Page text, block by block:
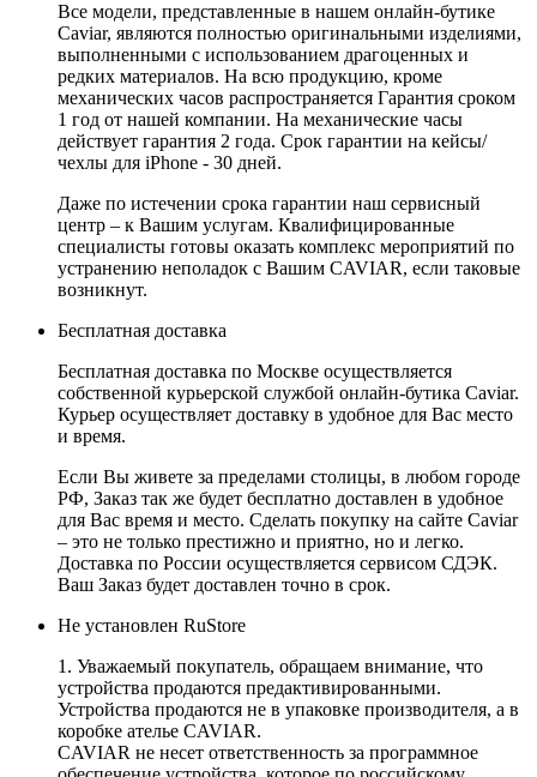
Все модели, представленные в нашем онлайн-бутике
Caviar, являются полностью оригинальными изделиями,
выполненными с использованием драгоценных и
редких материалов. На всю продукцию, кроме
механических часов распространяется Гарантия сроком
1 год от нашей компании. На механические часы
действует гарантия 2 года. Срок гарантии на кейсы/
чехлы для iPhone - 30 дней.
Даже по истечении срока гарантии наш сервисный
центр – к Вашим услугам. Квалифицированные
специалисты готовы оказать комплекс мероприятий по
устранению неполадок с Вашим CAVIAR, если таковые
возникнут.
Бесплатная доставка
Бесплатная доставка по Москве осуществляется
собственной курьерской службой онлайн-бутика Caviar.
Курьер осуществляет доставку в удобное для Вас место
и время.
Если Вы живете за пределами столицы, в любом городе
РФ, Заказ так же будет бесплатно доставлен в удобное
для Вас время и место. Сделать покупку на сайте Caviar
– это не только престижно и приятно, но и легко.
Доставка по России осуществляется сервисом СДЭК.
Ваш Заказ будет доставлен точно в срок.
Не установлен RuStore
1. Уважаемый покупатель, обращаем внимание, что
устройства продаются предактивированными.
Устройства продаются не в упаковке производителя, а в
коробке ателье CAVIAR.
CAVIAR не несет ответственность за программное